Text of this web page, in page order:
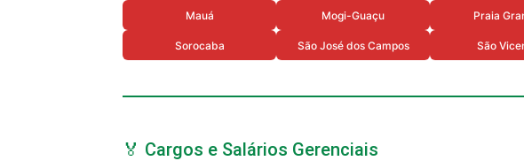
Mauá Mogi-Guaçu Praia
Sorocaba São José dos Campos São
🏅 Cargos e Salários Gerenciais